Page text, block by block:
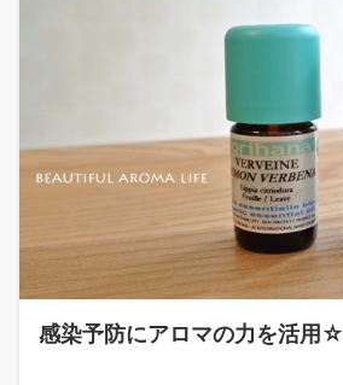
感染予防にアロマの力を活用☆